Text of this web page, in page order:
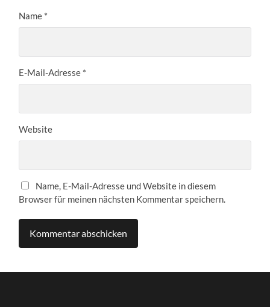
Name *
E-Mail-Adresse *
Website
Name, E-Mail-Adresse und Website in diesem
Browser für meinen nächsten Kommentar speichern.